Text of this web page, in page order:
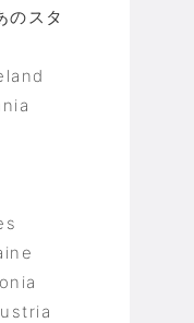
のスタ